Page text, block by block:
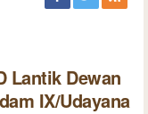
Lantik Dewan
IX/Udayana